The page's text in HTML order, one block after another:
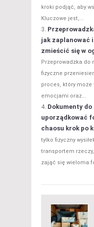
kroki podjąć, aby
Kluczowe jest,...
jak zaplanować
zmieścić się w
Przeprowadzka do
fizyczne
proces, który
emocjami oraz...
Dokumenty
uporządkować
chaosu krok po
tylko fizyczny
transportem
zająć się wieloma